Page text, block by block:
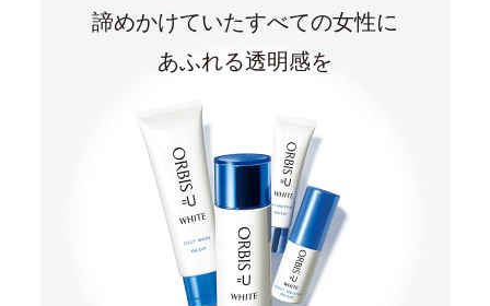
諦めかけていたすべての女性に
あふれる透明感を